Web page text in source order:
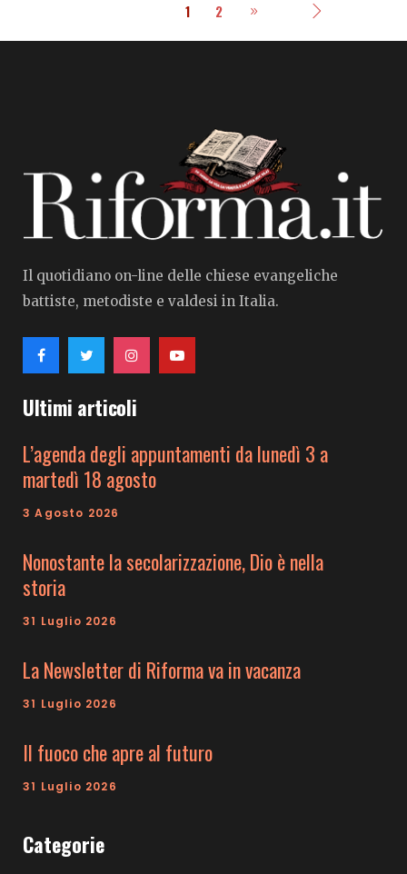
1 2
Il quotidiano on-line delle chiese evangeliche
battiste, metodiste e valdesi in Italia.
Ultimi articoli
L’agenda degli appuntamenti da lunedì 3 a
martedì 18 agosto
3 Agosto 2026
Nonostante la secolarizzazione, Dio è nella
storia
31 Luglio 2026
La Newsletter di Riforma va in vacanza
31 Luglio 2026
Il fuoco che apre al futuro
31 Luglio 2026
Categorie